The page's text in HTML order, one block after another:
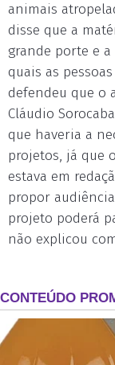
animais
disse que a
grande porte e
quais as
defendeu que o
Cláudio
que haveria a
projetos, já que
estava em
propor
projeto poderá
não explicou